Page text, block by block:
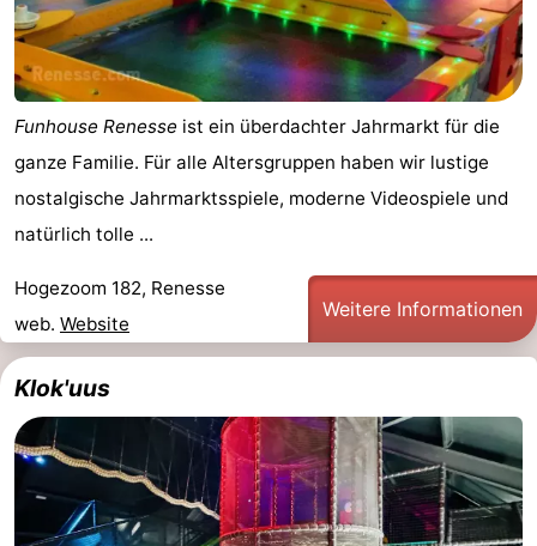
Funhouse Renesse ist ein überdachter Jahrmarkt für die
ganze Familie. Für alle Altersgruppen haben wir lustige
nostalgische Jahrmarktsspiele, moderne Videospiele und
natürlich tolle ...
Hogezoom 182, Renesse
web. Website
Weitere Informationen
Klok'uus